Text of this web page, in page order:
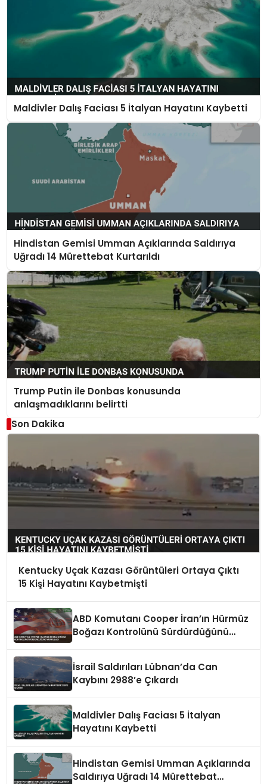
Maldivler Dalış Faciası 5 İtalyan Hayatını Kaybetti
Hindistan Gemisi Umman Açıklarında Saldırıya
Uğradı 14 Mürettebat Kurtarıldı
Trump Putin ile Donbas konusunda
anlaşmadıklarını belirtti
Son Dakika
Kentucky Uçak Kazası Görüntüleri Ortaya Çıktı
15 Kişi Hayatını Kaybetmişti
ABD Komutanı Cooper İran’ın Hürmüz
Boğazı Kontrolünü Sürdürdüğünü
İsrail Saldırıları Lübnan’da Can
Kaybını 2988’e Çıkardı
Maldivler Dalış Faciası 5 İtalyan
Hayatını Kaybetti
Hindistan Gemisi Umman Açıklarında
Saldırıya Uğradı 14 Mürettebat